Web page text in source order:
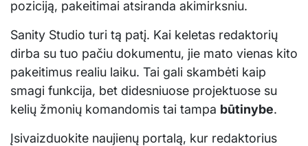
poziciją, pakeitimai atsiranda akimirksniu.
Sanity Studio turi tą patį. Kai keletas redaktorių
dirba su tuo pačiu dokumentu, jie mato vienas kito
pakeitimus realiu laiku. Tai gali skambėti kaip
smagi funkcija, bet didesniuose projektuose su
kelių žmonių komandomis tai tampa būtinybe.
Įsivaizduokite naujienų portalą, kur redaktorius